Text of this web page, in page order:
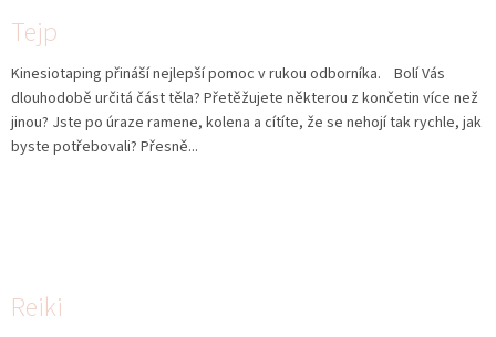
Tejp
Kinesiotaping přináší nejlepší pomoc v rukou odborníka. Bolí Vás
dlouhodobě určitá část těla? Přetěžujete některou z končetin více než
jinou? Jste po úraze ramene, kolena a cítíte, že se nehojí tak rychle, jak
byste potřebovali? Přesně...
Reiki